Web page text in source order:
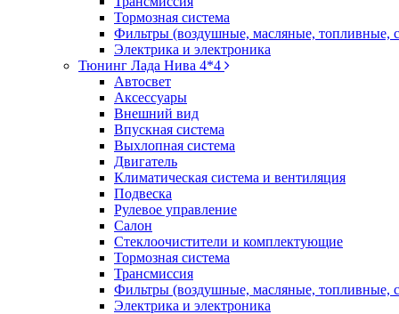
Тормозная система
Фильтры (воздушные, масляные, топливные,
Электрика и электроника
Тюнинг Лада Нива 4*4
Автосвет
Аксессуары
Внешний вид
Впускная система
Выхлопная система
Двигатель
Климатическая система и вентиляция
Подвеска
Рулевое управление
Салон
Стеклоочистители и комплектующие
Тормозная система
Трансмиссия
Фильтры (воздушные, масляные, топливные,
Электрика и электроника